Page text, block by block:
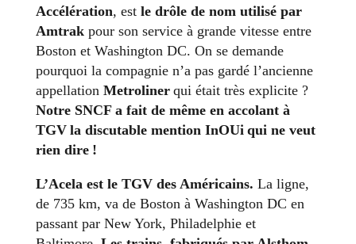
Accélération, est le drôle de nom utilisé par
Amtrakpour son service à grande vitesse entre
Boston et Washington DC. On se demande
pourquoi la compagnie n’a pas gardé l’ancienne
appellation Metrolinerqui était très explicite ?
Notre SNCF a fait de même en accolant à
TGV la discutable mention InOUi qui ne veut
rien dire !
L’Acela est le TGV des Américains. La ligne,
de 735 km, va de Boston à Washington DC en
passant par New York, Philadelphie et